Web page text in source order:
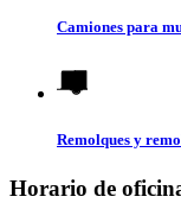
Camiones para
Remolques y
Horario de